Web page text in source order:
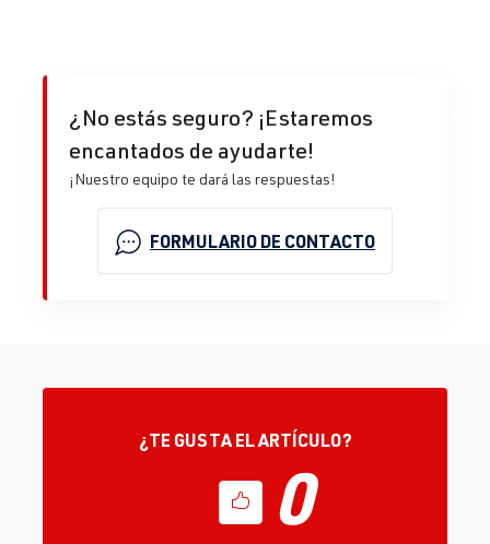
¿No estás seguro? ¡Estaremos
encantados de ayudarte!
¡Nuestro equipo te dará las respuestas!
FORMULARIO DE CONTACTO
¿TE GUSTA EL ARTÍCULO?
0